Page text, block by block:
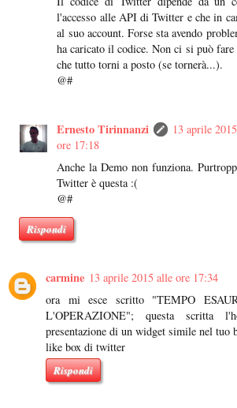
l'accesso alle API di Twitter e che in
al suo account. Forse sta avendo
ha caricato il codice. Non ci si può fare
che tutto torni a posto (se tornerà...).
@#
Ernesto Tirinnanzi
13 aprile
ore 17:18
Anche la Demo non funziona.
Twitter è questa :(
@#
Rispondi
carmine 13 aprile 2015 alle ore 17:34
ora mi esce scritto "TEMPO
L'OPERAZIONE"; questa scritta
presentazione di un widget simile nel tuo
like box di twitter
Rispondi